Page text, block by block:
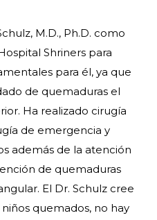
M.D., Ph.D. como
Shriners para
para él, ya que
de quemaduras el
Ha realizado cirugía
de emergencia y
además de la atención
de quemaduras
El Dr. Schulz cree
quemados, no hay